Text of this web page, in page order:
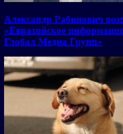
Александр Рабинович
«Евразийское
Глобал Медиа Групп»